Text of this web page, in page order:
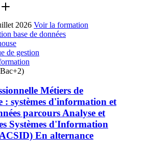
2026 Voir la formation
base de données
de gestion
Métiers de
systèmes d'information et
parcours Analyse et
Systèmes d'Information
En alternance